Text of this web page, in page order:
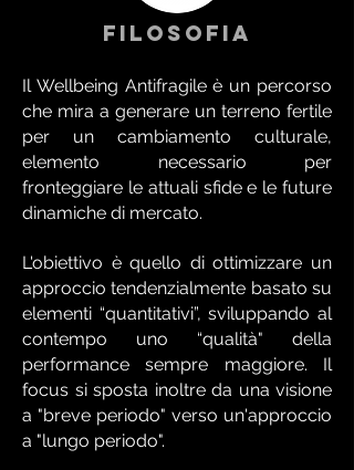
Il Wellbeing Antifragile è un percorso
che mira a generare un terreno fertile
per un cambiamento culturale,
elemento necessario per
fronteggiare le attuali sfide e le future
dinamiche di mercato.
L'obiettivo è quello di ottimizzare un
approccio tendenzialmente basato su
elementi “quantitativi”, sviluppando al
contempo uno “qualità" della
performance sempre maggiore. Il
focus si sposta inoltre da una visione
a "breve periodo" verso un'approccio
a "lungo periodo".
FILOSOFIA